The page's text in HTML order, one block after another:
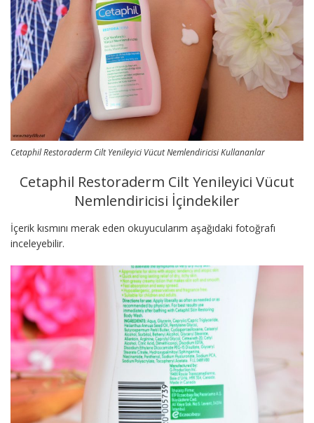
Cetaphil Restoraderm Cilt Yenileyici Vücut Nemlendiricisi Kullananlar
Cetaphil Restoraderm Cilt Yenileyici Vücut
Nemlendiricisi İçindekiler
İçerik kısmını merak eden okuyucularım aşağıdaki fotoğrafı
inceleyebilir.